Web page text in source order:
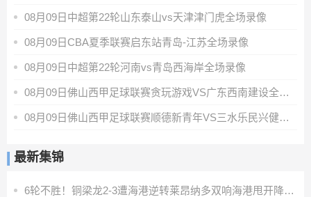
08月09日中超第22轮山东泰山vs天津津门虎全场录像
08月09日CBA夏季联赛启东站青岛-江苏全场录像
08月09日中超第22轮河南vs青岛西海岸全场录像
08月09日佛山西甲足球联赛贪玩游戏VS广东西南建设全场录像
08月09日佛山西甲足球联赛顺德新青年VS三水乐民兴健力宝全场录像
最新集锦
6轮不胜！铜梁龙2-3遭海港逆转莱昂纳多双响海港甩开降级区7分